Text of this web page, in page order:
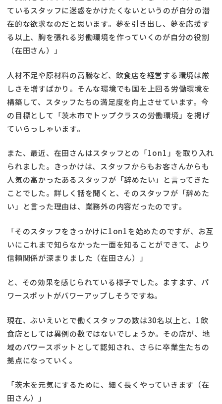
ているスタッフに迷惑をかけたくないというのが自分の潜
在的な欲求なのだと思います。夢を引き出し、夢を応援す
る以上、胸を張れる労働環境を作っていくのが自分の役割
（在田さん）」
人材不足や原材料の高騰など、飲食店を経営する環境は厳
しさを増すばかり。そんな環境でも国を上回る労働環境を
構築して、スタッフたちの満足度を向上させています。今
の目標として「茨木市でトップクラスの労働環境」を掲げ
ていらっしゃいます。
また、最近、在田さんはスタッフとの「1on1」を取り入れ
られました。きっかけは、スタッフからもお客さんからも
人気の高かったあるスタッフが「辞めたい」と言ってきた
ことでした。詳しく話を聞くと、そのスタッフが「辞めた
い」と言った理由は、業務外の内容だったのです。
「そのスタッフをきっかけに1on1を始めたのですが、お互
いにこれまで知らなかった一面を知ることができて、より
信頼関係が深まりました（在田さん）」
と、その効果を感じられている様子でした。ますます、パ
ワースポットがパワーアップしそうですね。
現在、ぶいえいとで働くスタッフの数は30名以上と、1飲
食店としては異例の数ではないでしょうか。その店が、地
域のパワースポットとして認知され、さらに卒業生たちの
拠点になっていく。
「茨木を元気にするために、細く長くやっていきます（在
田さん）」